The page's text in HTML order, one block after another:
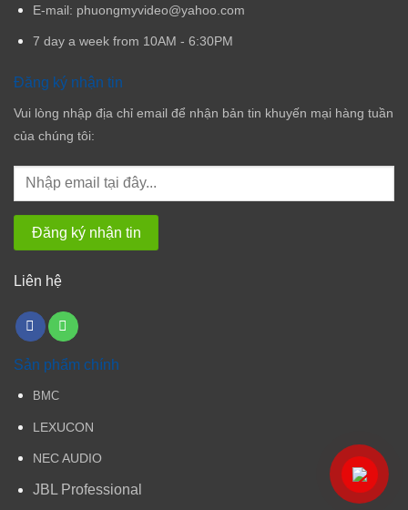
E-mail: phuongmyvideo@yahoo.com
7 day a week from 10AM - 6:30PM
Đăng ký nhận tin
Vui lòng nhập địa chỉ email để nhận bản tin khuyến mại hàng tuần
của chúng tôi:
Liên hệ
Sản phẩm chính
BMC
LEXUCON
NEC AUDIO
JBL Professional